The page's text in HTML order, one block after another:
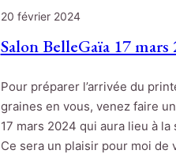
20 février 2024
Salon BelleGaïa 17 mars
Pour préparer l’arrivée du
graines en vous, venez faire
17 mars 2024 qui aura lieu à
Ce sera un plaisir pour moi de